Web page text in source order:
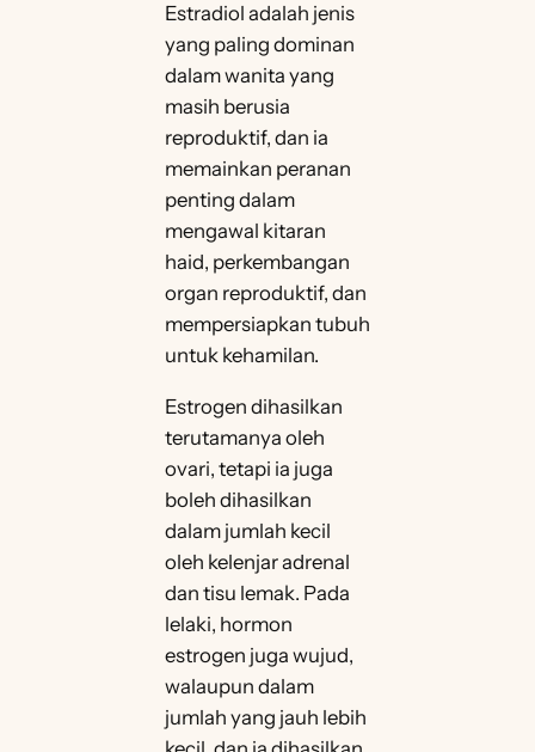
Estradiol adalah jenis
yang paling dominan
dalam wanita yang
masih berusia
reproduktif, dan ia
memainkan peranan
penting dalam
mengawal kitaran
haid, perkembangan
organ reproduktif, dan
mempersiapkan tubuh
untuk kehamilan.
Estrogen dihasilkan
terutamanya oleh
ovari, tetapi ia juga
boleh dihasilkan
dalam jumlah kecil
oleh kelenjar adrenal
dan tisu lemak. Pada
lelaki, hormon
estrogen juga wujud,
walaupun dalam
jumlah yang jauh lebih